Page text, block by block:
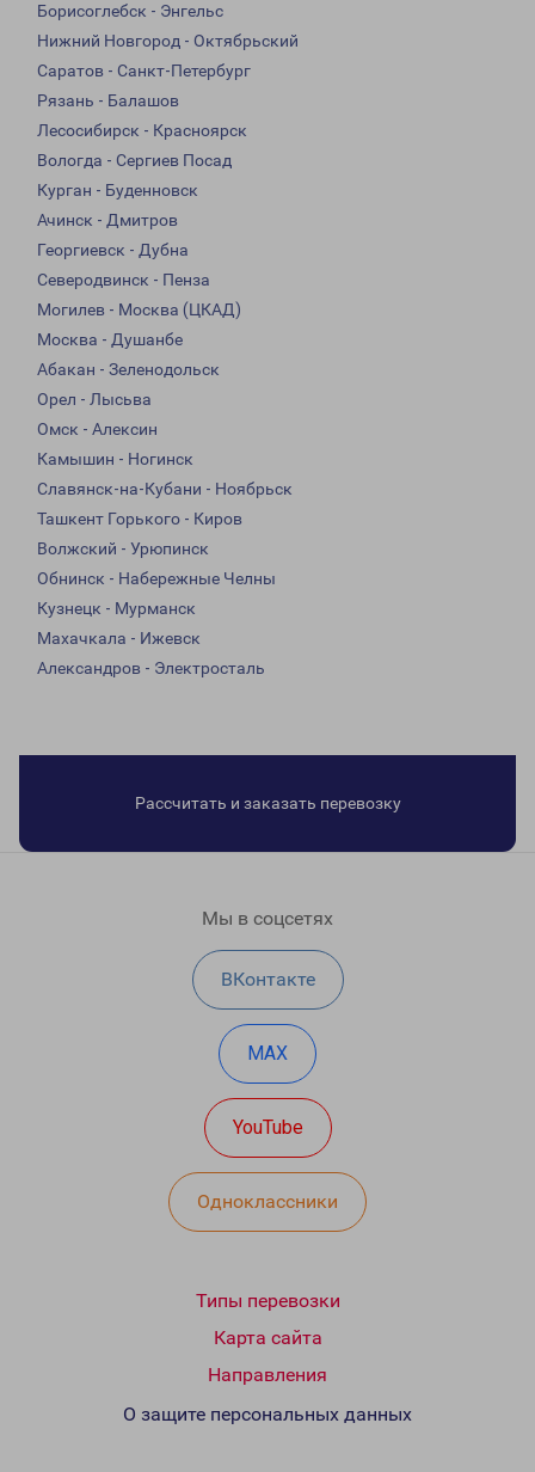
Борисоглебск - Энгельс
Нижний Новгород - Октябрьский
Саратов - Санкт-Петербург
Рязань - Балашов
Лесосибирск - Красноярск
Вологда - Сергиев Посад
Курган - Буденновск
Ачинск - Дмитров
Георгиевск - Дубна
Северодвинск - Пенза
Могилев - Москва (ЦКАД)
Москва - Душанбе
Абакан - Зеленодольск
Орел - Лысьва
Омск - Алексин
Камышин - Ногинск
Славянск-на-Кубани - Ноябрьск
Ташкент Горького - Киров
Волжский - Урюпинск
Обнинск - Набережные Челны
Кузнецк - Мурманск
Махачкала - Ижевск
Александров - Электросталь
Рассчитать и заказать перевозку
Мы в соцсетях
ВКонтакте
MAX
YouTube
Одноклассники
Типы перевозки
Карта сайта
Направления
О защите персональных данных